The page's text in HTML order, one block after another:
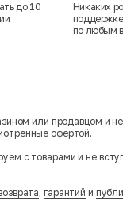
до 10
Никаких
по любым
или продавцом и
офертой.
с товарами и не
, гарантий и